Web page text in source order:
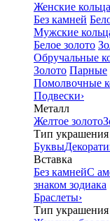
Женские кольца
Без камней
Мужские
Белое золото
Обручальные
Золото Парные
Помолвочные
Подвески›
Металл
Желтое золото
Тип украшения
Буквы
Вставка
Без камнейС
знаком зодиака
Браслеты›
Тип украшения